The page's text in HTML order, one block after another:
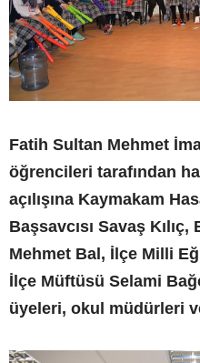
Fatih Sultan Mehmet
öğrencileri tarafından
açılışına Kaymakam
Başsavcısı Savaş
Mehmet Bal, İlçe Milli
İlçe Müftüsü Selami
üyeleri, okul müdürleri